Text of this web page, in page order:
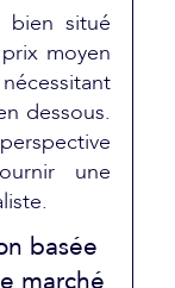
bien situé
moyen
dessous.
une
basée